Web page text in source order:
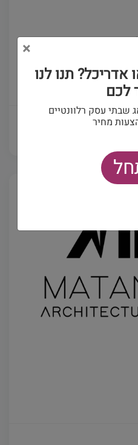
ועיצוב
×
תנו לנו
לכם
שבתי עסק רלוונטיים
מחיר